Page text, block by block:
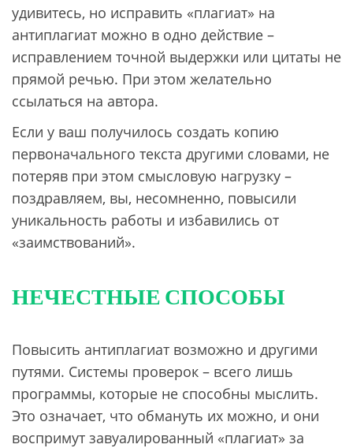
удивитесь, но исправить «плагиат» на
антиплагиат можно в одно действие –
исправлением точной выдержки или цитаты не
прямой речью. При этом желательно
ссылаться на автора.
Если у ваш получилось создать копию
первоначального текста другими словами, не
потеряв при этом смысловую нагрузку –
поздравляем, вы, несомненно, повысили
уникальность работы и избавились от
«заимствований».
НЕЧЕСТНЫЕ СПОСОБЫ
Повысить антиплагиат возможно и другими
путями. Системы проверок – всего лишь
программы, которые не способны мыслить.
Это означает, что обмануть их можно, и они
воспримут завуалированный «плагиат» за